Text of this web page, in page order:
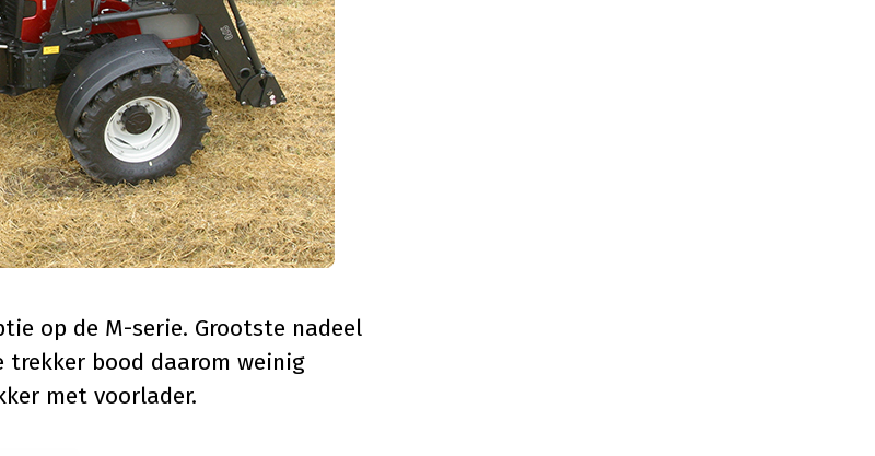
op de M-serie. Grootste nadeel
trekker bood daarom weinig
met voorlader.